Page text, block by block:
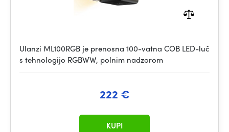
Ulanzi ML100RGB je prenosna 100-vatna COB LED-luč
s tehnologijo RGBWW, polnim nadzorom
222 €
KUPI